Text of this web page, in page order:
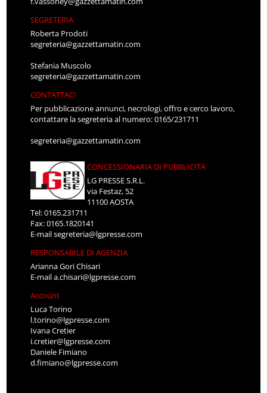
SEGRETERIA
Roberta Prodoti
segreteria@gazzettamatin.com
Stefania Muscolo
segreteria@gazzettamatin.com
CONTATTACI
Per pubblicazione annunci, necrologi, offro e cerco lavoro,
contattare la segreteria al numero: 0165/231711
segreteria@gazzettamatin.com
CONCESSIONARIA DI PUBBLICITÀ
LG PRESSE S.R.L.
via Festaz, 52
11100 AOSTA
Tel: 0165.231711
Fax: 0165.1820141
E-mailsegreteria@lgpresse.com
RESPONSABILE DI AGENZIA
Arianna Gori Chisari
E-maila.chisari@lgpresse.com
Account
Luca Torino
l.torino@lgpresse.com
Ivana Cretier
i.cretier@lgpresse.com
Daniele Fimiano
d.fimiano@lgpresse.com